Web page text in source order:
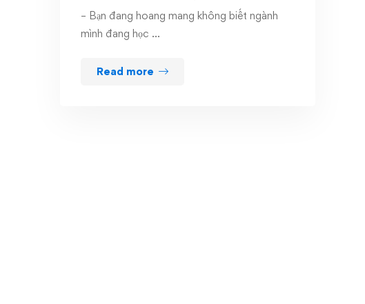
– Bạn đang hoang mang không biết ngành
mình đang học …
Read more